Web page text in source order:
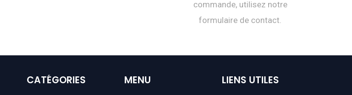
commande, utilisez notre
formulaire de contact.
CATÉGORIES MENU LIENS UTILES